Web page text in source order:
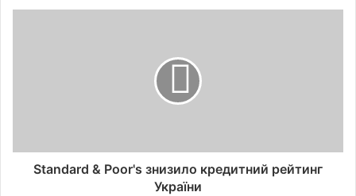
Standard & Poor's знизило кредитний рейтинг
України